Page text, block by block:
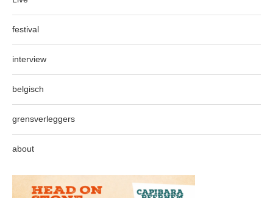
festival
interview
belgisch
grensverleggers
about